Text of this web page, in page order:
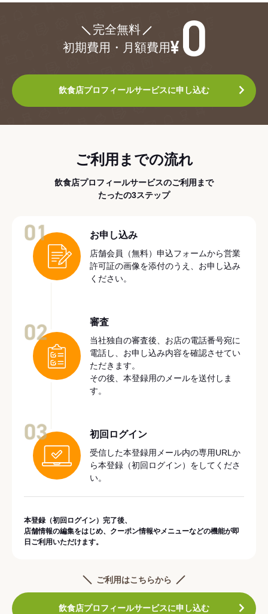
完全無料
初期費用・月額費用
飲食店プロフィールサービスに申し込む
ご利用までの流れ
飲食店プロフィールサービスのご利用まで
たったの3ステップ
お申し込み
店舗会員（無料）申込フォームから営業
許可証の画像を添付のうえ、お申し込み
ください。
審査
当社独自の審査後、お店の電話番号宛に
電話し、お申し込み内容を確認させてい
ただきます。
その後、本登録用のメールを送付しま
す。
初回ログイン
受信した本登録用メール内の専用URLか
ら本登録（初回ログイン）をしてくださ
い。
本登録（初回ログイン）完了後、
店舗情報の編集をはじめ、クーポン情報やメニューなどの機能が即
日ご利用いただけます。
ご利用はこちらから
飲食店プロフィールサービスに申し込む